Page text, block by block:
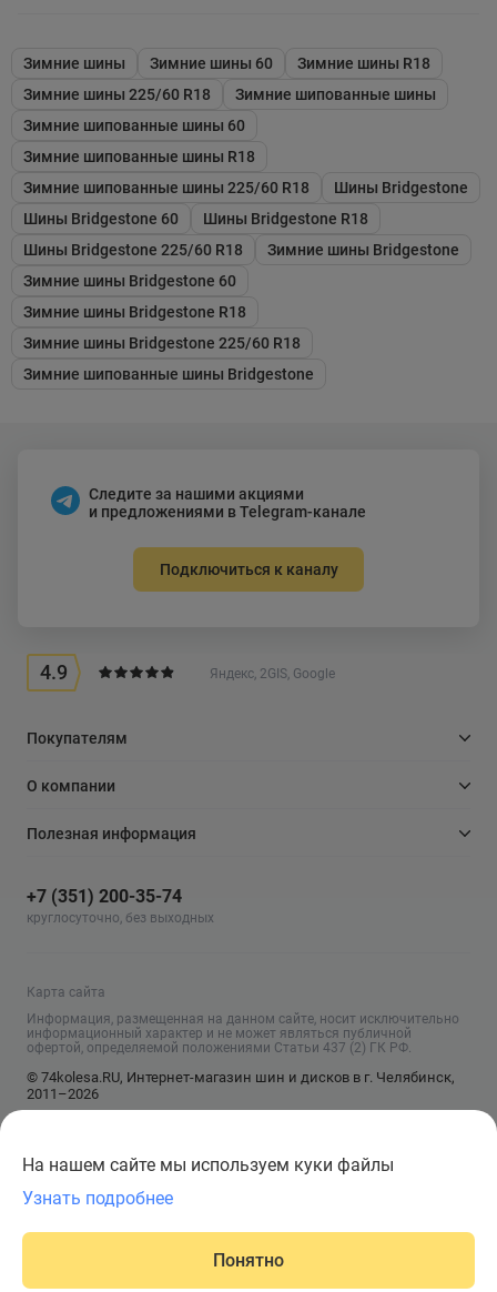
Сообщить о поступлении
Зимние шины Зимние шины 60
Зимние шины R18
Зимние шины 225/60 R18
Зимние шипованные шины
Зимние шипованные шины 60
Зимние шипованные шины R18
Зимние шипованные шины 225/60 R18
Шины Bridgestone
Шины Bridgestone 60
Шины Bridgestone R18
Шины Bridgestone 225/60 R18
Зимние шины Bridgestone
Зимние шины Bridgestone 60
Зимние шины Bridgestone R18
Зимние шины Bridgestone 225/60 R18
Зимние шипованные шины Bridgestone
Следите за нашими акциями
и предложениями в Telegram-канале
Подключиться к каналу
4.9 Яндекс, 2GIS, Google
Покупателям
О компании
Полезная информация
+7 (351) 200-35-74
круглосуточно, без выходных
Карта сайта
Информация, размещенная на данном сайте, носит исключительно
информационный характер и не может являться публичной
офертой, определяемой положениями Статьи 437 (2) ГК РФ.
© 74kolesa.RU, Интернет-магазин шин и дисков в г. Челябинск,
2011–2026
На нашем сайте мы используем куки файлы
Узнать подробнее
Понятно